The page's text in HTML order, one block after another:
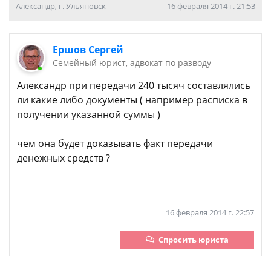
Александр, г. Ульяновск 16 февраля 2014 г. 21:53
Ершов Сергей
Семейный юрист, адвокат по разводу
Александр при передачи 240 тысяч составлялись
ли какие либо документы ( например расписка в
получении указанной суммы )
чем она будет доказывать факт передачи
денежных средств ?
16 февраля 2014 г. 22:57
Спросить юриста